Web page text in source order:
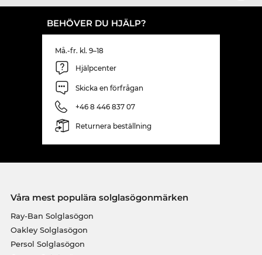
BEHÖVER DU HJÄLP?
Må.-fr. kl. 9–18
Hjälpcenter
Skicka en förfrågan
+46 8 446 837 07
Returnera beställning
Våra mest populära solglasögonmärken
Ray-Ban Solglasögon
Oakley Solglasögon
Persol Solglasögon